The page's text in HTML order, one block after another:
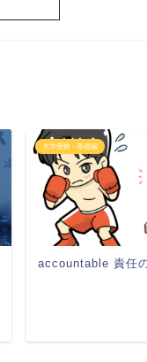
大学受験 - 基礎編
accountable 責任